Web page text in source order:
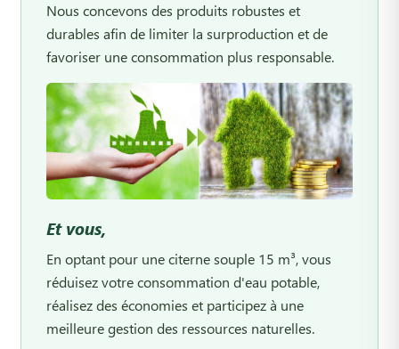
Nous concevons des produits robustes et
durables afin de limiter la surproduction et de
favoriser une consommation plus responsable.
Et vous,
En optant pour une citerne souple 15 m³, vous
réduisez votre consommation d'eau potable,
réalisez des économies et participez à une
meilleure gestion des ressources naturelles.